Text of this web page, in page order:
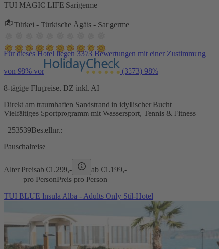
TUI MAGIC LIFE Sarigerme
Türkei - Türkische Ägäis - Sarigerme
Für dieses Hotel liegen 3373 Bewertungen mit einer Zustimmung
von 98% vor (3373) 98%
8-tägige Flugreise, DZ inkl. AI
Direkt am traumhaften Sandstrand in idyllischer Bucht
Vielfältiges Sportprogramm mit Wassersport, Tennis & Fitness
253539Bestellnr.:
Pauschalreise
Alter Preisab €1.299,- ab €1.199,-
pro PersonPreis pro Person
TUI BLUE Insula Alba - Adults Only Stil-Hotel